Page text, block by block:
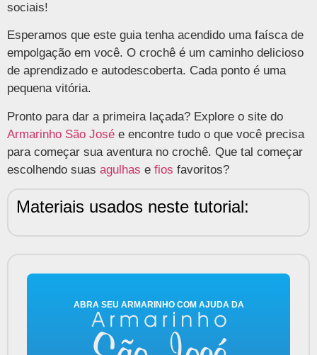
ABRA SEU ARMARINHO COM AJUDA DA
sociais!
Esperamos que este guia tenha acendido uma faísca de
empolgação em você. O crochê é um caminho delicioso
de aprendizado e autodescoberta. Cada ponto é uma
pequena vitória.
Pronto para dar a primeira laçada? Explore o site do
Armarinho São José e encontre tudo o que você precisa
para começar sua aventura no crochê. Que tal começar
escolhendo suas agulhas e fios favoritos?
Materiais usados neste tutorial: